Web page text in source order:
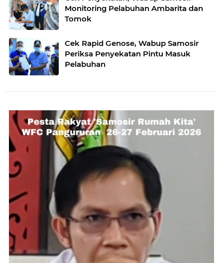
Monitoring Pelabuhan Ambarita dan
Tomok
Cek Rapid Genose, Wabup Samosir
Periksa Penyekatan Pintu Masuk
Pelabuhan